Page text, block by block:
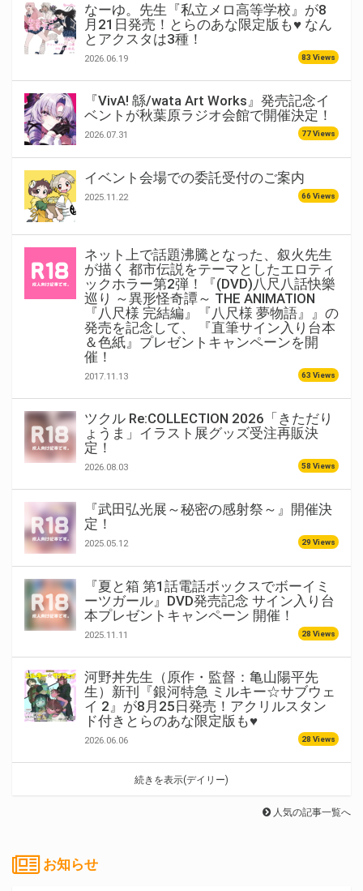
なーゆ。先生『私立メロ高等学校』が8
月21日発売！とらのあな限定版も♥ なん
とアクスタは3種！
2026.06.19 83 Views
『VivA! 緜/wata Art Works』発売記念イ
ベントが秋葉原ラジオ会館で開催決定！
2026.07.31 77 Views
イベント会場での委託受付のご案内
2025.11.22 66 Views
ネット上で話題沸騰となった、叙火先生
が描く 都市伝説をテーマとしたエロティ
ックホラー第2弾！『(DVD)八尺八話快樂
巡り ～異形怪奇譚～ THE ANIMATION
『八尺様 完結編』『八尺様 夢物語』』の
発売を記念して、 『直筆サイン入り台本
＆色紙』プレゼントキャンペーンを開
催！
2017.11.13 63 Views
ツクル Re:COLLECTION 2026「きただり
ょうま」イラスト展グッズ受注再販決
定！
2026.08.03 58 Views
『武田弘光展～秘密の感射祭～』開催決
定！
2025.05.12 29 Views
『夏と箱 第1話電話ボックスでボーイミ
ーツガール』DVD発売記念 サイン入り台
本プレゼントキャンペーン 開催！
2025.11.11 28 Views
河野丼先生（原作・監督：亀山陽平先
生）新刊『銀河特急 ミルキー☆サブウェ
イ 2』が8月25日発売！アクリルスタン
ド付きとらのあな限定版も♥
2026.06.06 28 Views
続きを表示(デイリー)
人気の記事一覧へ
お知らせ